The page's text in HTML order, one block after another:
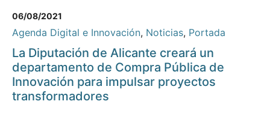
06/08/2021
Agenda Digital e Innovación, Noticias, Portada
La Diputación de Alicante creará un
departamento de Compra Pública de
Innovación para impulsar proyectos
transformadores